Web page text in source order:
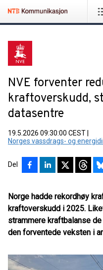
NVE forventer
kraftoverskudd,
datasentre
19.5.2026 09:30:00 CEST
Norges vassdrags- og
Del
Norge hadde rekordhøy
kraftoverskudd i 2025.
strammere kraftbalanse
den forventede veksten i